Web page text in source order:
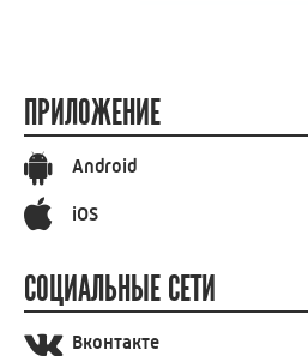
ПРИЛОЖЕНИЕ
Android
iOS
СОЦИАЛЬНЫЕ СЕТИ
Вконтакте